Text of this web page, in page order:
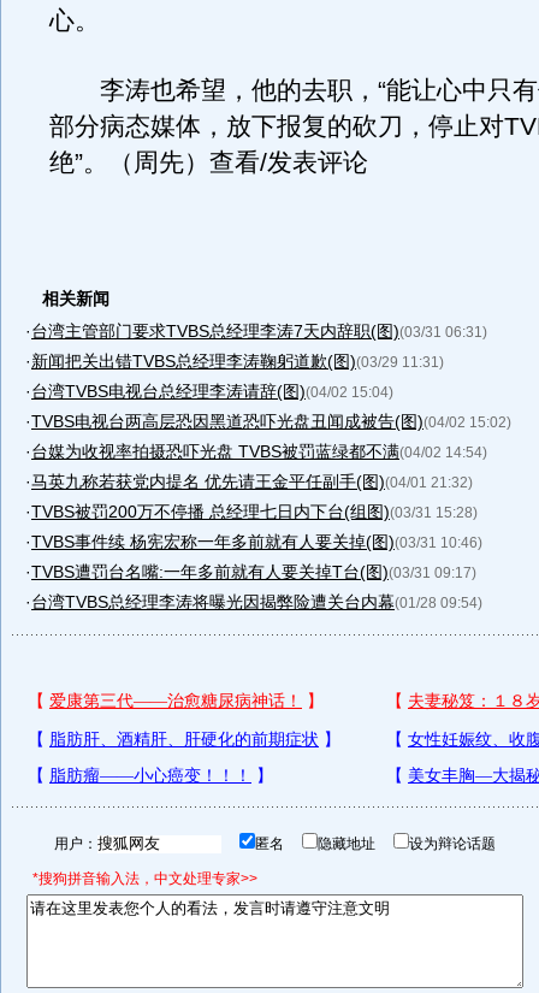
心。
李涛也希望，他的去职，“能让心中只有
部分病态媒体，放下报复的砍刀，停止对
绝”。（周先）查看/发表评论
相关新闻
·台湾主管部门要求TVBS总经理李涛7天内辞职(图)(03/31 06:31)
·新闻把关出错TVBS总经理李涛鞠躬道歉(图)(03/29 11:31)
·台湾TVBS电视台总经理李涛请辞(图)(04/02 15:04)
·TVBS电视台两高层恐因黑道恐吓光盘丑闻成被告(图)(04/02 15:02)
·台媒为收视率拍摄恐吓光盘 TVBS被罚蓝绿都不满(04/02 14:54)
·马英九称若获党内提名 优先请王金平任副手(图)(04/01 21:32)
·TVBS被罚200万不停播 总经理七日内下台(组图)(03/31 15:28)
·TVBS事件续 杨宪宏称一年多前就有人要关掉(图)(03/31 10:46)
·TVBS遭罚台名嘴:一年多前就有人要关掉T台(图)(03/31 09:17)
·台湾TVBS总经理李涛将曝光因揭弊险遭关台内幕(01/28 09:54)
用户： 匿名 隐藏地址 设为辩论话题
*搜狗拼音输入法，中文处理专家>>